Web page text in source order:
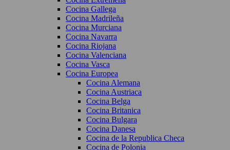
Cocina Gallega
Cocina Madrileña
Cocina Murciana
Cocina Navarra
Cocina Riojana
Cocina Valenciana
Cocina Vasca
Cocina Europea
Cocina Alemana
Cocina Austriaca
Cocina Belga
Cocina Britanica
Cocina Bulgara
Cocina Danesa
Cocina de la Republica Checa
Cocina de Polonia